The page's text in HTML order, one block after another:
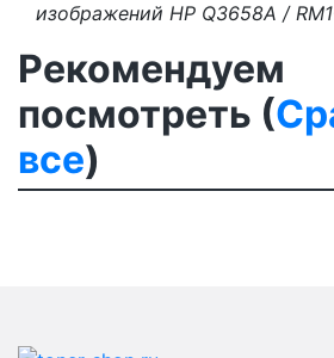
изображений HP Q3658A /
Рекомендуем
посмотреть (
все)